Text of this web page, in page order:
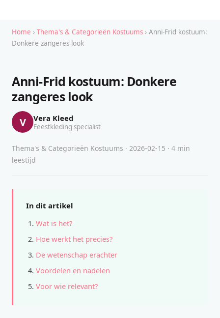
Home › Thema's & Categorieën Kostuums › Anni-Frid kostuum:
Donkere zangeres look
Anni-Frid kostuum: Donkere
zangeres look
V Vera Kleed
Feestkleding specialist
Thema's & Categorieën Kostuums · 2026-02-15 · 4 min
leestijd
In dit artikel
Wat is het?
Hoe werkt het precies?
De wetenschap erachter
Voordelen en nadelen
Voor wie relevant?